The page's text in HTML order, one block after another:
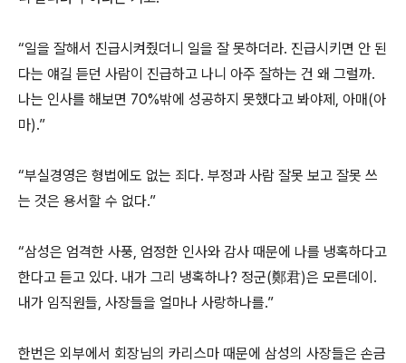
“일을 잘해서 진급시켜줬더니 일을 잘 못하더라. 진급시키면 안 된
다는 얘길 듣던 사람이 진급하고 나니 아주 잘하는 건 왜 그럴까.
나는 인사를 해보면 70%밖에 성공하지 못했다고 봐야제, 아매(아
마).”
“부실경영은 형법에도 없는 죄다. 부정과 사람 잘못 보고 잘못 쓰
는 것은 용서할 수 없다.”
“삼성은 엄격한 사풍, 엄정한 인사와 감사 때문에 나를 냉혹하다고
한다고 듣고 있다. 내가 그리 냉혹하나? 정군(鄭君)은 모른데이.
내가 임직원들, 사장들을 얼마나 사랑하나를.”
한번은 외부에서 회장님의 카리스마 때문에 삼성의 사장들은 손금